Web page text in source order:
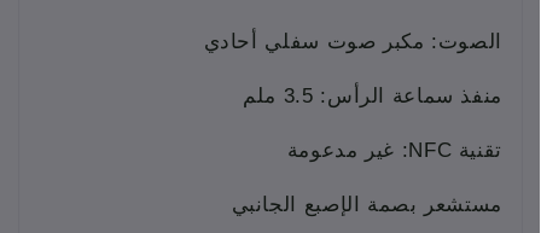
الصوت: مكبر صوت سفلي أحادي
منفذ سماعة الرأس: 3.5 ملم
تقنية NFC: غير مدعومة
مستشعر بصمة الإصبع الجانبي